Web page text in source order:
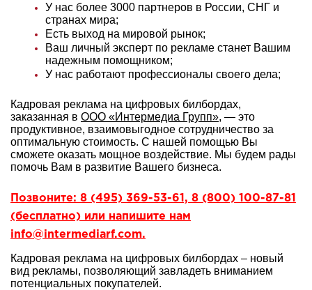
У нас более 3000 партнеров в России, СНГ и
странах мира;
Есть выход на мировой рынок;
Ваш личный эксперт по рекламе станет Вашим
надежным помощником;
У нас работают профессионалы своего дела;
Кадровая реклама на цифровых билбордах,
заказанная в ООО «Интермедиа Групп», — это
продуктивное, взаимовыгодное сотрудничество за
оптимальную стоимость. С нашей помощью Вы
сможете оказать мощное воздействие. Мы будем рады
помочь Вам в развитие Вашего бизнеса.
Позвоните: 8 (495) 369-53-61, 8 (800) 100-87-81
(бесплатно) или напишите нам
info@intermediarf.com.
Кадровая реклама на цифровых билбордах – новый
вид рекламы, позволяющий завладеть вниманием
потенциальных покупателей.